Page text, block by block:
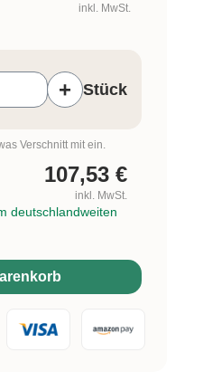
inkl. MwSt.
+ Stück
Verschnitt mit ein.
107,53 €
inkl. MwSt.
deutschlandweiten